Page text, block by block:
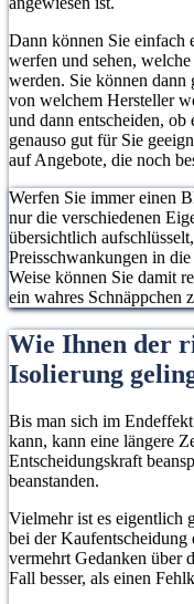
Dann können Sie einfach
werfen und sehen,
werden. Sie können dann
von welchem Hersteller
und dann entscheiden,
genauso gut für Sie
auf Angebote, die noch
Werfen Sie immer einen
nur die verschiedenen
übersichtlich
Preisschwankungen in
Weise können Sie damit
ein wahres Schnäppchen
Wie Ihnen der
Isolierung
Bis man sich im
kann, kann eine längere
Entscheidungskraft
beanstanden.
Vielmehr ist es eigentlich
bei der Kaufentscheidung
vermehrt Gedanken über
Fall besser, als einen